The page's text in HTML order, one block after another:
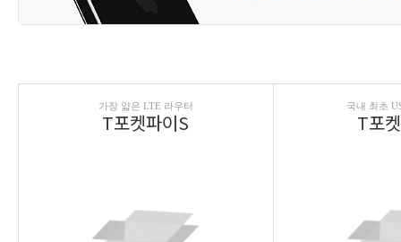
가장 얇은 LTE 라우터
T포켓파이S
국내 최초
T포